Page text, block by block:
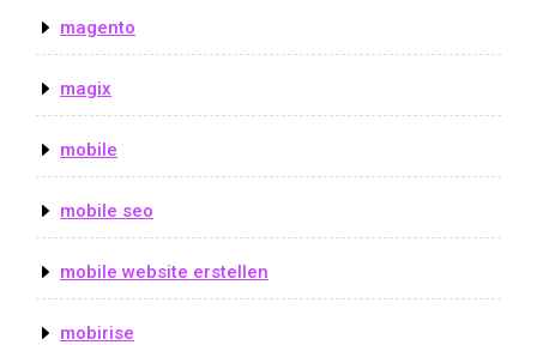
magento
magix
mobile
mobile seo
mobile website erstellen
mobirise